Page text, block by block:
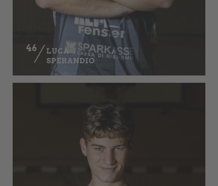
46
LUCA
SPERANDIO